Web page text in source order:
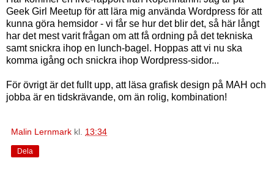
Geek Girl Meetup för att lära mig använda Wordpress för att
kunna göra hemsidor - vi får se hur det blir det, så här långt
har det mest varit frågan om att få ordning på det tekniska
samt snickra ihop en lunch-bagel. Hoppas att vi nu ska
komma igång och snickra ihop Wordpress-sidor...
För övrigt är det fullt upp, att läsa grafisk design på MAH och
jobba är en tidskrävande, om än rolig, kombination!
Malin Lernmark kl. 13:34
Dela